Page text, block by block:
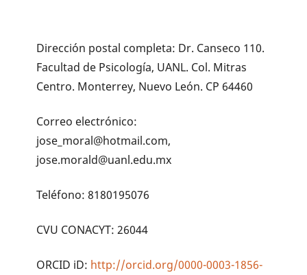
Dirección postal completa: Dr. Canseco 110.
Facultad de Psicología, UANL. Col. Mitras
Centro. Monterrey, Nuevo León. CP 64460
Correo electrónico:
jose_moral@hotmail.com,
jose.morald@uanl.edu.mx
Teléfono: 8180195076
CVU CONACYT: 26044
ORCID iD: http://orcid.org/0000-0003-1856-